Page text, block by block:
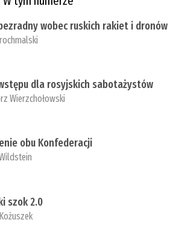
wobec ruskich rakiet i dronów
dla rosyjskich sabotażystów
Wierzchołowski
obu Konfederacji
szok 2.0